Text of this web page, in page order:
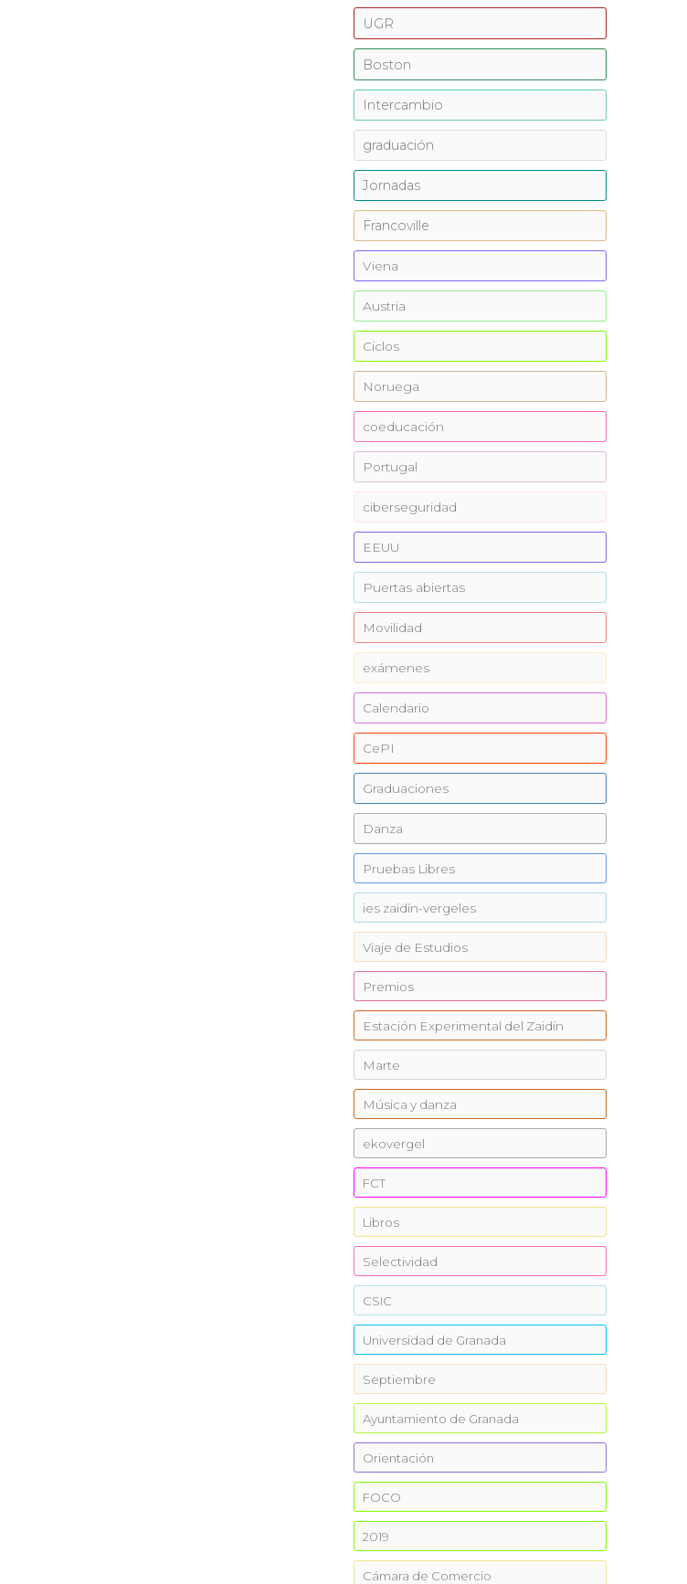
UGR
Boston
Intercambio
graduación
Jornadas
Francoville
Viena
Austria
Ciclos
Noruega
coeducación
Portugal
ciberseguridad
EEUU
Puertas abiertas
Movilidad
exámenes
Calendario
CePI
Graduaciones
Danza
Pruebas Libres
ies zaidín-vergeles
Viaje de Estudios
Premios
Estación Experimental del Zaidín
Marte
Música y danza
ekovergel
FCT
Libros
Selectividad
CSIC
Universidad de Granada
Septiembre
Ayuntamiento de Granada
Orientación
FOCO
2019
Cámara de Comercio